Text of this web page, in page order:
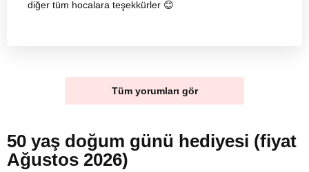
diğer tüm hocalara teşekkürler 😊
Tüm yorumları gör
50 yaş doğum günü hediyesi (fiyat
Ağustos 2026)